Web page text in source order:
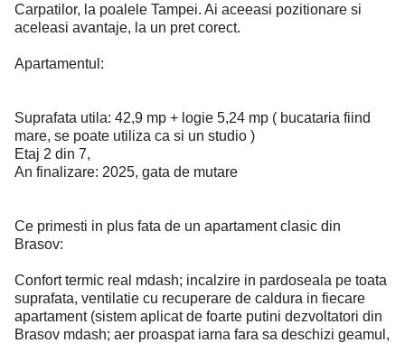
Carpatilor, la poalele Tampei. Ai aceeasi pozitionare si
aceleasi avantaje, la un pret corect.
Apartamentul:
Suprafata utila: 42,9 mp + logie 5,24 mp ( bucataria fiind
mare, se poate utiliza ca si un studio )
Etaj 2 din 7,
An finalizare: 2025, gata de mutare
Ce primesti in plus fata de un apartament clasic din
Brasov:
Confort termic real mdash; incalzire in pardoseala pe toata
suprafata, ventilatie cu recuperare de caldura in fiecare
apartament (sistem aplicat de foarte putini dezvoltatori din
Brasov mdash; aer proaspat iarna fara sa deschizi geamul,